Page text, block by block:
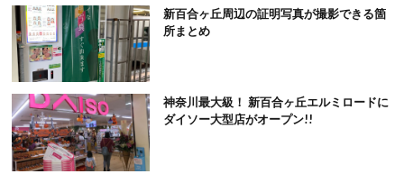
新百合ヶ丘周辺の証明写真が撮影できる箇
所まとめ
神奈川最大級！ 新百合ヶ丘エルミロードに
ダイソー大型店がオープン!!